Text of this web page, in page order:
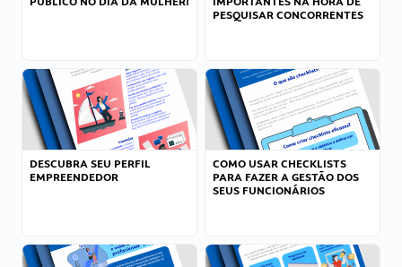
PESQUISAR CONCORRENTES
DESCUBRA SEU PERFIL
EMPREENDEDOR
COMO USAR CHECKLISTS
PARA FAZER A GESTÃO DOS
SEUS FUNCIONÁRIOS